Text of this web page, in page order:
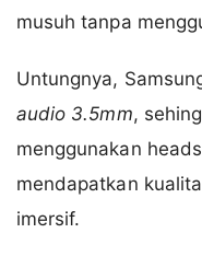
musuh tanpa
Untungnya,
audio 3.5mm,
menggunakan
mendapatkan
imersif.